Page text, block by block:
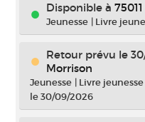
Disponible à
Jeunesse | Livre
Retour prévu le
Morrison
Jeunesse | Livre jeunesse
le 30/09/2026